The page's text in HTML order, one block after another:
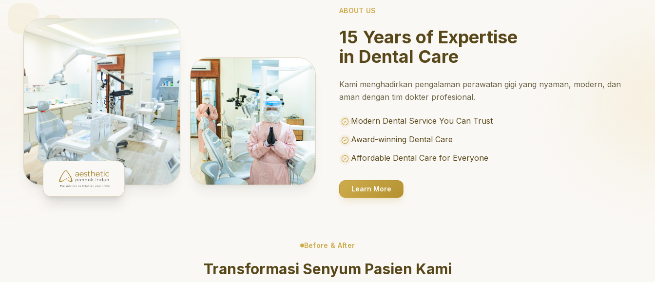
ABOUT US
15 Years of Expertise
in Dental Care
Kami menghadirkan pengalaman perawatan gigi yang nyaman, modern, dan
aman dengan tim dokter profesional.
Modern Dental Service You Can Trust
Award-winning Dental Care
Affordable Dental Care for Everyone
Learn More
Before & After
Transformasi Senyum Pasien Kami